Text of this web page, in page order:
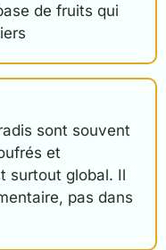
de fruits qui
sont souvent
et
surtout global. Il
pas dans